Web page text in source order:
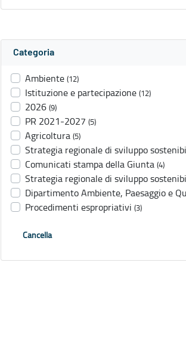
Categoria
Ambiente (12)
Istituzione e partecipazione (12)
2026 (9)
PR 2021-2027 (5)
Agricoltura (5)
Strategia regionale di sviluppo
Comunicati stampa della Giunta (4)
Strategia regionale di sviluppo
Dipartimento Ambiente, Paesaggio e
Procedimenti espropriativi (3)
Cancella